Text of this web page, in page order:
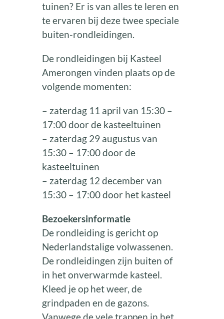
tuinen? Er is van alles te leren en
te ervaren bij deze twee speciale
buiten-rondleidingen.
De rondleidingen bij Kasteel
Amerongen vinden plaats op de
volgende momenten:
– zaterdag 11 april van 15:30 –
17:00 door de kasteeltuinen
– zaterdag 29 augustus van
15:30 – 17:00 door de
kasteeltuinen
– zaterdag 12 december van
15:30 – 17:00 door het kasteel
Bezoekersinformatie
De rondleiding is gericht op
Nederlandstalige volwassenen.
De rondleidingen zijn buiten of
in het onverwarmde kasteel.
Kleed je op het weer, de
grindpaden en de gazons.